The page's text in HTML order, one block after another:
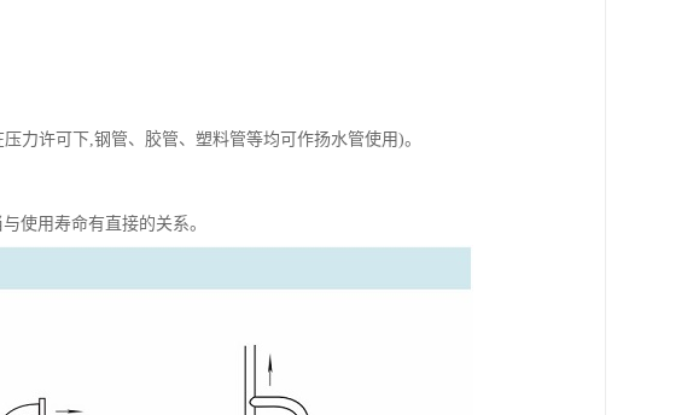
力许可下,钢管、胶管、塑料管等均可作扬水管使用)。
使用寿命有直接的关系。